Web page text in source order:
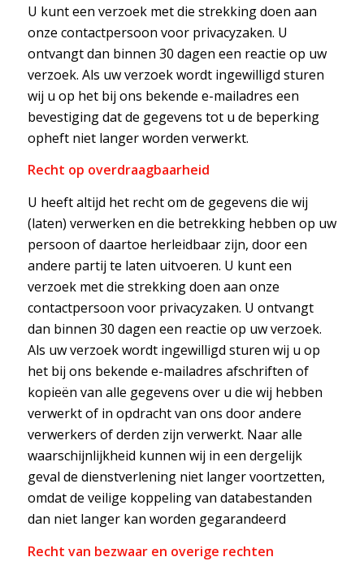
U kunt een verzoek met die strekking doen aan
onze contactpersoon voor privacyzaken. U
ontvangt dan binnen 30 dagen een reactie op uw
verzoek. Als uw verzoek wordt ingewilligd sturen
wij u op het bij ons bekende e-mailadres een
bevestiging dat de gegevens tot u de beperking
opheft niet langer worden verwerkt.
Recht op overdraagbaarheid
U heeft altijd het recht om de gegevens die wij
(laten) verwerken en die betrekking hebben op uw
persoon of daartoe herleidbaar zijn, door een
andere partij te laten uitvoeren. U kunt een
verzoek met die strekking doen aan onze
contactpersoon voor privacyzaken. U ontvangt
dan binnen 30 dagen een reactie op uw verzoek.
Als uw verzoek wordt ingewilligd sturen wij u op
het bij ons bekende e-mailadres afschriften of
kopieën van alle gegevens over u die wij hebben
verwerkt of in opdracht van ons door andere
verwerkers of derden zijn verwerkt. Naar alle
waarschijnlijkheid kunnen wij in een dergelijk
geval de dienstverlening niet langer voortzetten,
omdat de veilige koppeling van databestanden
dan niet langer kan worden gegarandeerd
Recht van bezwaar en overige rechten